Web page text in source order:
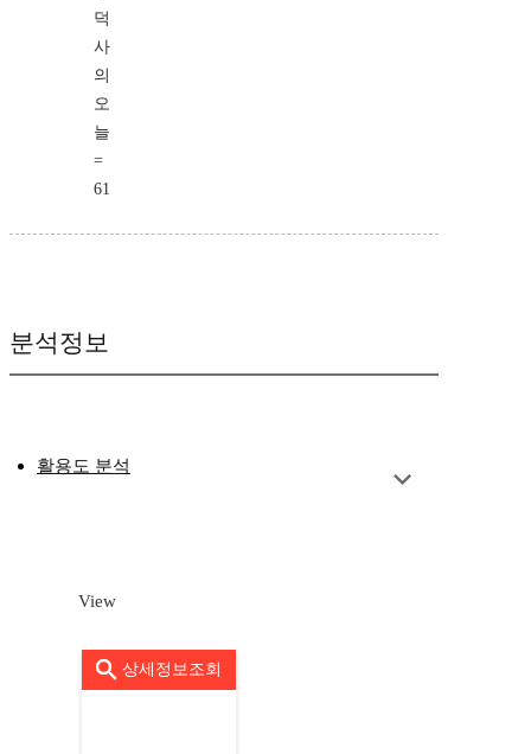
덕
사
의
오
늘
=
61
분석정보
활용도 분석
View
상세정보조회